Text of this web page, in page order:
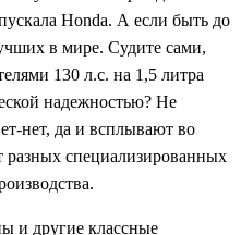
Honda. А если быть до
в мире. Судите сами,
130 л.с. на 1,5 литра
надежностью? Не
нет, да и всплывают во
разных специализированных
и другие классные